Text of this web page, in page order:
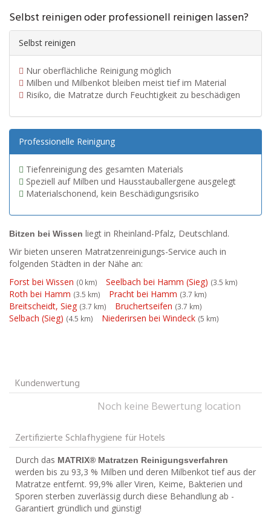
Selbst reinigen oder professionell reinigen lassen?
Selbst reinigen
Nur oberflächliche Reinigung möglich
Milben und Milbenkot bleiben meist tief im Material
Risiko, die Matratze durch Feuchtigkeit zu beschädigen
Professionelle Reinigung
Tiefenreinigung des gesamten Materials
Speziell auf Milben und Hausstauballergene ausgelegt
Materialschonend, kein Beschädigungsrisiko
Bitzen bei Wissen liegt in Rheinland-Pfalz, Deutschland.
Wir bieten unseren Matratzenreinigungs-Service auch in
folgenden Städten in der Nähe an:
Forst bei Wissen (0 km) Seelbach bei Hamm (Sieg) (3.5 km)
Roth bei Hamm (3.5 km) Pracht bei Hamm (3.7 km)
Breitscheidt, Sieg (3.7 km) Bruchertseifen (3.7 km)
Selbach (Sieg) (4.5 km) Niederirsen bei Windeck (5 km)
Kundenwertung
Noch keine Bewertung location
Zertifizierte Schlafhygiene für Hotels
Durch das MATRIX® Matratzen Reinigungsverfahren
werden bis zu 93,3 % Milben und deren Milbenkot tief aus der
Matratze entfernt. 99,9% aller Viren, Keime, Bakterien und
Sporen sterben zuverlässig durch diese Behandlung ab -
Garantiert gründlich und günstig!